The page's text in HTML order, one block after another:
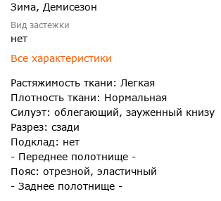
Зима, Демисезон
Вид застежки
нет
Все характеристики
Растяжимость ткани: Легкая
Плотность ткани: Нормальная
Силуэт: облегающий, зауженный книзу
Разрез: сзади
Подклад: нет
- Переднее полотнище -
Пояс: отрезной, эластичный
- Заднее полотнище -